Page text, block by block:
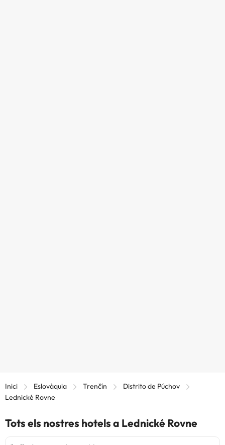
Inici Eslovàquia Trenčín
Distrito de Púchov
Lednické Rovne
Tots els nostres hotels a Lednické Rovne